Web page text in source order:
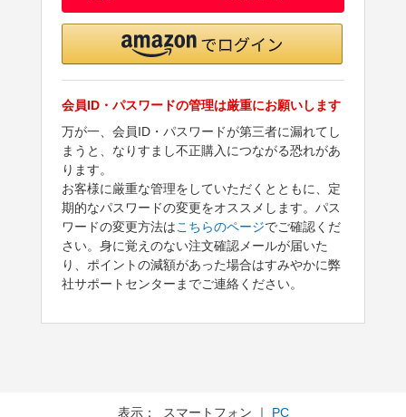
会員ID・パスワードの管理は厳重にお願いします
万が一、会員ID・パスワードが第三者に漏れてし
まうと、なりすまし不正購入につながる恐れがあ
ります。
お客様に厳重な管理をしていただくとともに、定
期的なパスワードの変更をオススメします。パス
ワードの変更方法はこちらのページでご確認くだ
さい。身に覚えのない注文確認メールが届いた
り、ポイントの減額があった場合はすみやかに弊
社サポートセンターまでご連絡ください。
表示： スマートフォン ｜ PC